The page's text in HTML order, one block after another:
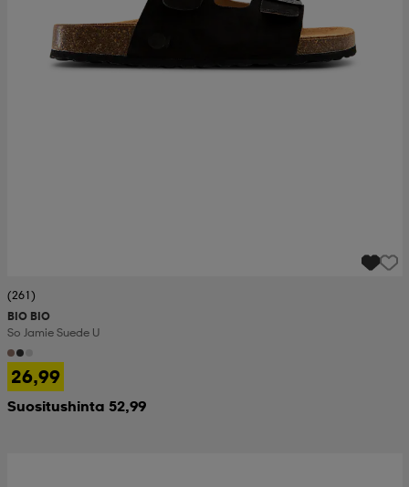
(261)
BIO BIO
So Jamie Suede U
26,99
Suositushinta 52,99